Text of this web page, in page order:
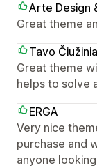
Arte Design
Great theme
Tavo
Great theme
helps to solve
ERGA
Very nice
purchase and
anyone